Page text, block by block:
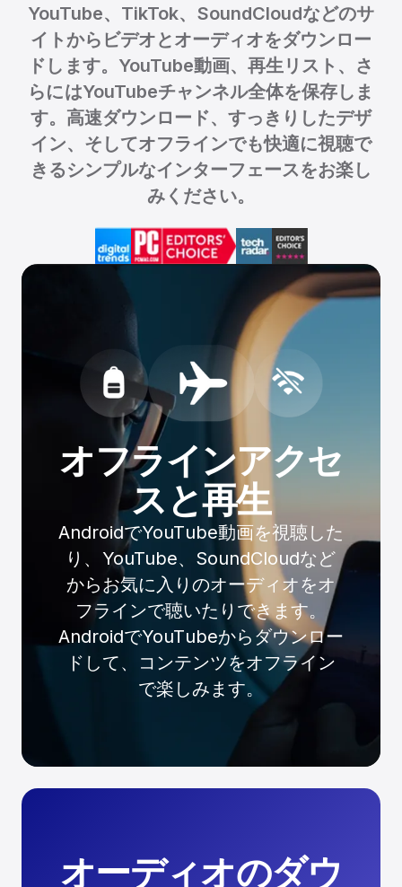
YouTube、TikTok、SoundCloudなどのサ
イトからビデオとオーディオをダウンロー
ドします。YouTube動画、再生リスト、さ
らにはYouTubeチャンネル全体を保存しま
す。高速ダウンロード、すっきりしたデザ
イン、そしてオフラインでも快適に視聴で
きるシンプルなインターフェースをお楽し
みください。
オフラインアクセ
スと再生
AndroidでYouTube動画を視聴した
り、YouTube、SoundCloudなど
からお気に入りのオーディオをオ
フラインで聴いたりできます。
AndroidでYouTubeからダウンロー
ドして、コンテンツをオフライン
で楽しみます。
オーディオのダウ